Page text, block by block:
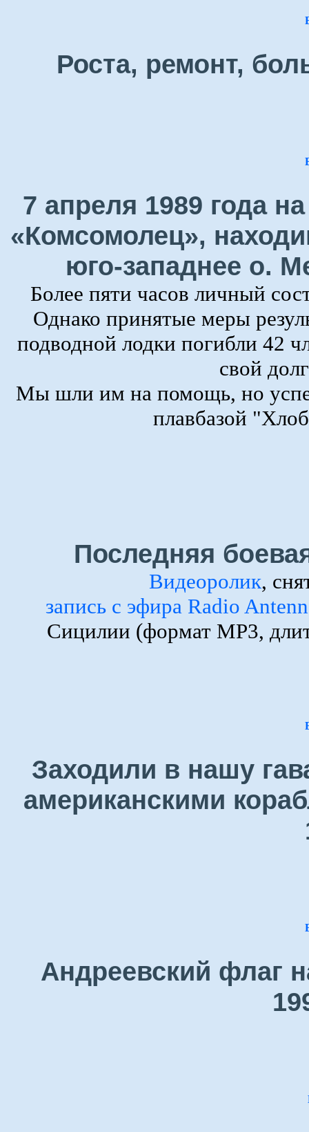
Роста, ремонт,
7 апреля 1989 года
«Комсомолец»,
юго-западнее о.
Более пяти часов личный
Однако принятые меры
подводной лодки погибли 42
свой
Мы шли им на помощь, но
плавбазой
Последняя
Видеоролик,
запись с эфира Radio
Сицилии (формат MP3,
Заходили в нашу
американскими
Андреевский флаг